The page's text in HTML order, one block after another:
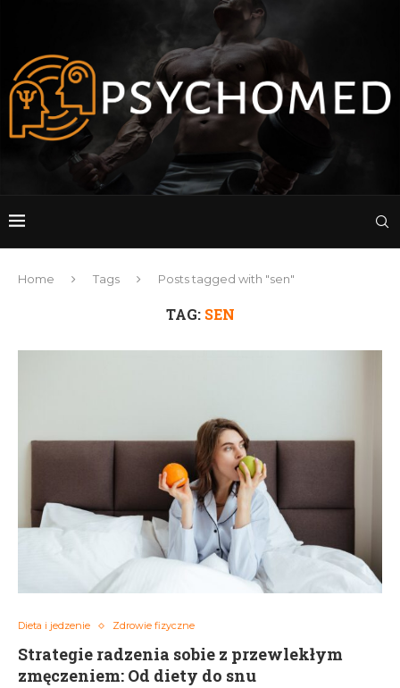
Home Tags Posts tagged with "sen"
TAG: SEN
Dieta i jedzenie Zdrowie fizyczne
Strategie radzenia sobie z przewlekłym
zmęczeniem: Od diety do snu